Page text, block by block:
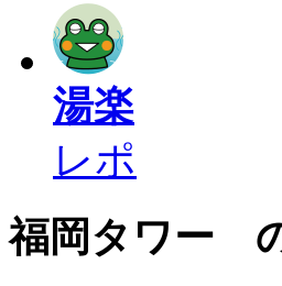
湯楽
レポ
福岡タワー